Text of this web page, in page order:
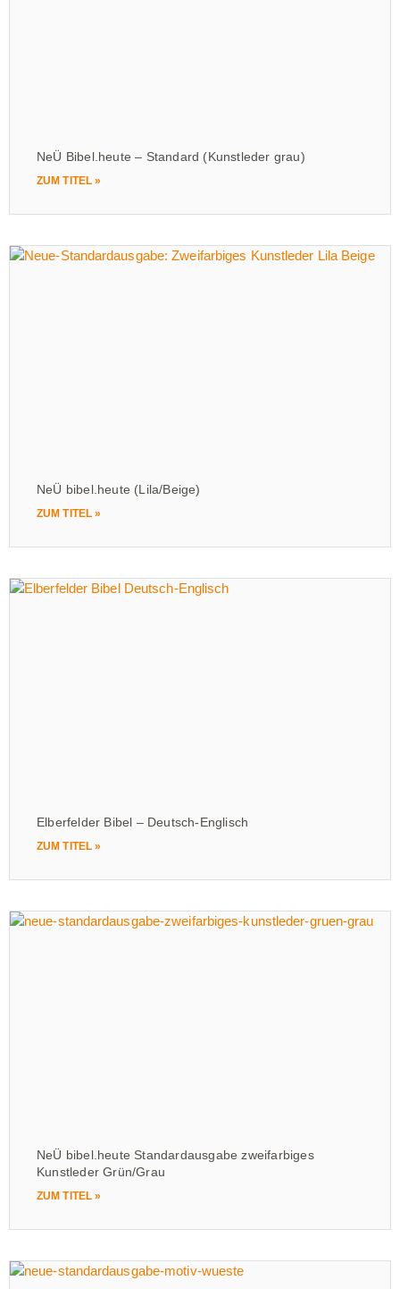
NeÜ Bibel.heute – Standard (Kunstleder grau)
ZUM TITEL »
NeÜ bibel.heute (Lila/Beige)
ZUM TITEL »
Elberfelder Bibel – Deutsch-Englisch
ZUM TITEL »
NeÜ bibel.heute Standardausgabe zweifarbiges
Kunstleder Grün/Grau
ZUM TITEL »